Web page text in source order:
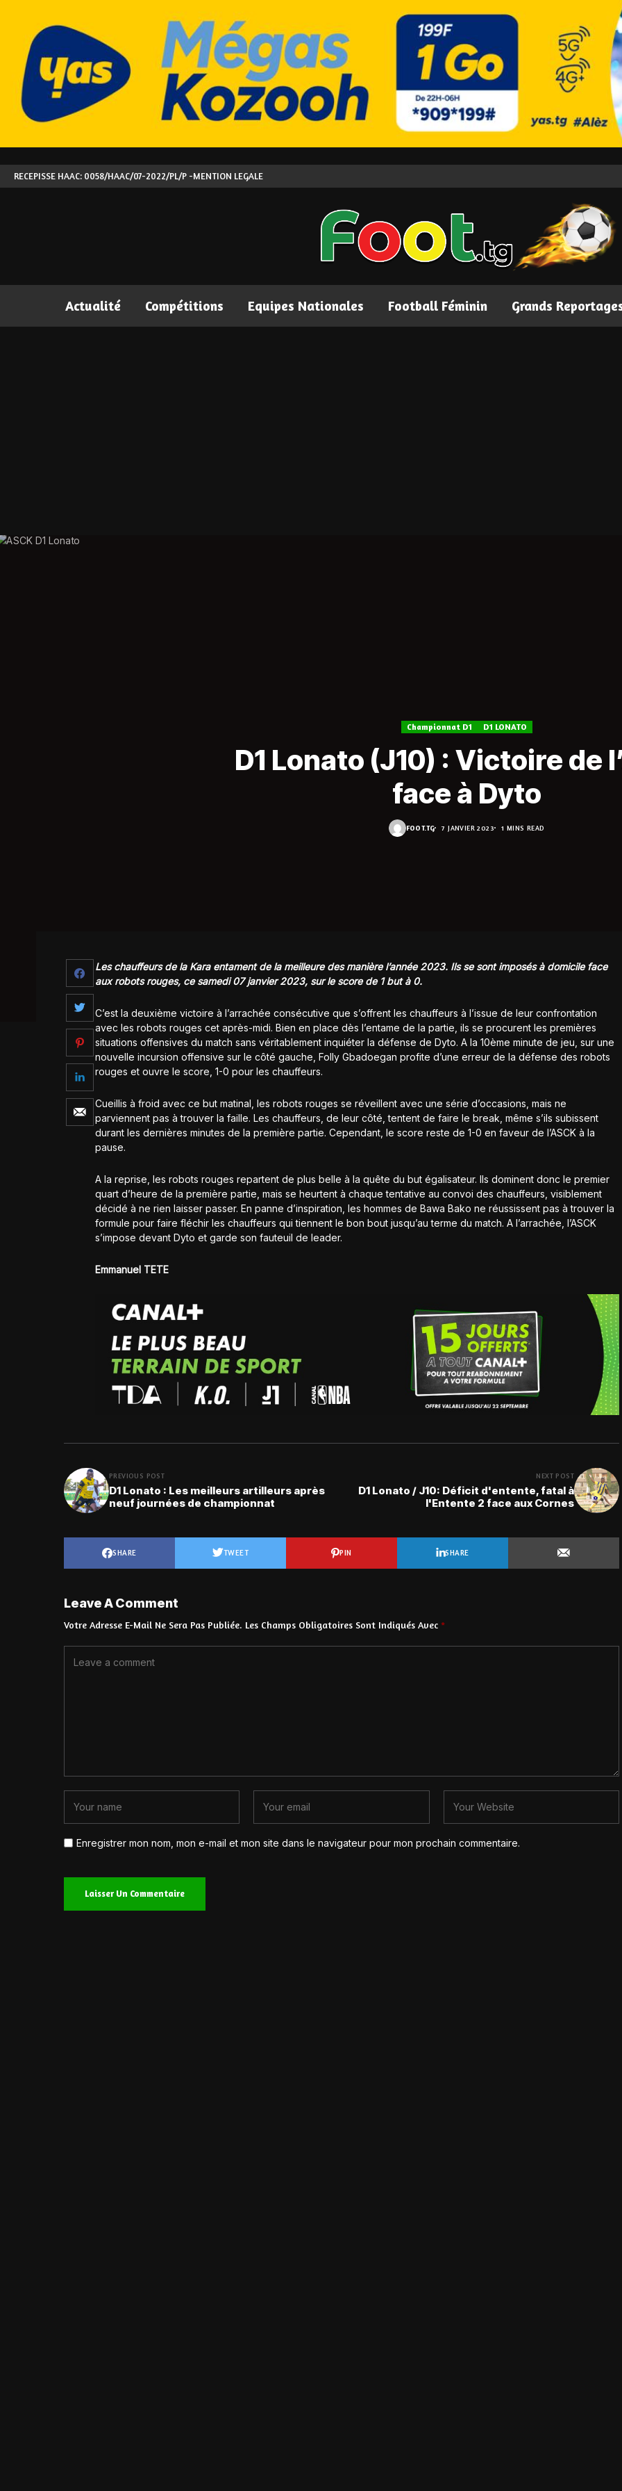
RECEPISSE HAAC: 0058/HAAC/07-2022/PL/P -MENTION LEGALE
Actualité Compétitions Equipes Nationales Football Féminin Grands
Championnat D1 D1 LONATO
D1 Lonato (J10) : Victoire de
face à Dyto
FOOT.TG 7 JANVIER 2023 1 MINS READ
Les chauffeurs de la Kara entament de la meilleure des manière l’année 2023. Ils se sont imposés à domicile face
aux robots rouges, ce samedi 07 janvier 2023, sur le score de 1 but à 0.
C’est la deuxième victoire à l’arrachée consécutive que s’offrent les chauffeurs à l’issue de leur confrontation
avec les robots rouges cet après-midi. Bien en place dès l’entame de la partie, ils se procurent les premières
situations offensives du match sans véritablement inquiéter la défense de Dyto. A la 10ème minute de jeu, sur une
nouvelle incursion offensive sur le côté gauche, Folly Gbadoegan profite d’une erreur de la défense des robots
rouges et ouvre le score, 1-0 pour les chauffeurs.
Cueillis à froid avec ce but matinal, les robots rouges se réveillent avec une série d’occasions, mais ne
parviennent pas à trouver la faille. Les chauffeurs, de leur côté, tentent de faire le break, même s’ils subissent
durant les dernières minutes de la première partie. Cependant, le score reste de 1-0 en faveur de l’ASCK à la
pause.
A la reprise, les robots rouges repartent de plus belle à la quête du but égalisateur. Ils dominent donc le premier
quart d’heure de la première partie, mais se heurtent à chaque tentative au convoi des chauffeurs, visiblement
décidé à ne rien laisser passer. En panne d’inspiration, les hommes de Bawa Bako ne réussissent pas à trouver la
formule pour faire fléchir les chauffeurs qui tiennent le bon bout jusqu’au terme du match. A l’arrachée, l’ASCK
s’impose devant Dyto et garde son fauteuil de leader.
Emmanuel TETE
PREVIOUS POST
D1 Lonato : Les meilleurs artilleurs après
neuf journées de championnat
NEXT POST
D1 Lonato / J10: Déficit d'entente, fatal à
l'Entente 2 face aux Cornes
SHARE TWEET PIN SHARE
Leave A Comment
Votre Adresse E-Mail Ne Sera Pas Publiée. Les Champs Obligatoires Sont Indiqués Avec *
Enregistrer mon nom, mon e-mail et mon site dans le navigateur pour mon prochain commentaire.